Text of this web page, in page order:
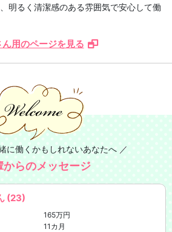
明るく清潔感のある雰囲気で安心して働
ん用のページを見る
に働くかもしれないあなたへ ／
からのメッセージ
(23)
165万円
11カ月